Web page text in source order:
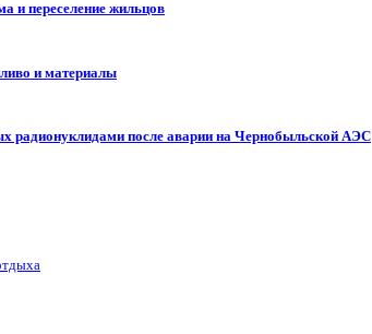
и переселение жильцов
и материалы
радионуклидами после аварии на Чернобыльской АЭС